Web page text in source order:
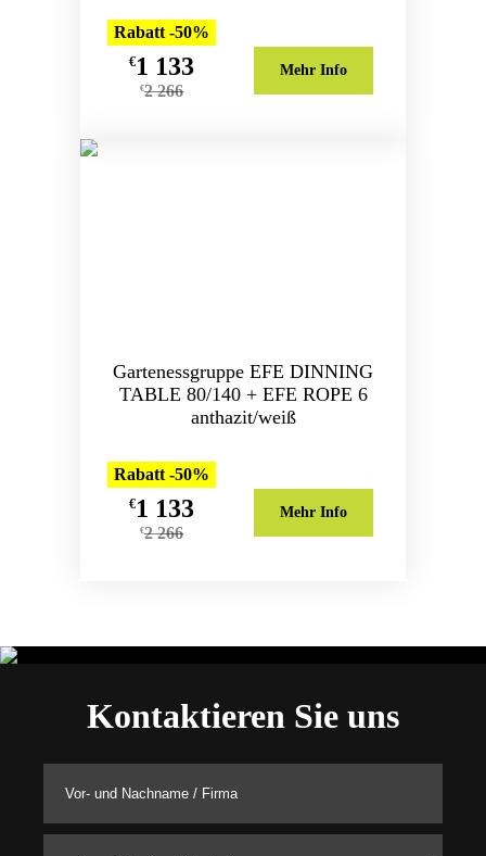
Rabatt -50%
€1 133
€2 266
Mehr Info
Gartenessgruppe EFE DINNING
TABLE 80/140 + EFE ROPE 6
anthazit/weiß
Rabatt -50%
€1 133
€2 266
Mehr Info
Kontaktieren Sie uns